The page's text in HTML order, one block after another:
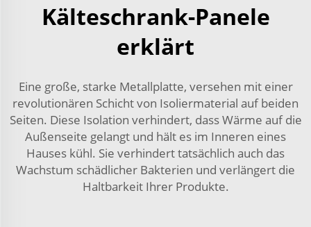
Kälteschrank-Panele
erklärt
Eine große, starke Metallplatte, versehen mit einer
revolutionären Schicht von Isoliermaterial auf beiden
Seiten. Diese Isolation verhindert, dass Wärme auf die
Außenseite gelangt und hält es im Inneren eines
Hauses kühl. Sie verhindert tatsächlich auch das
Wachstum schädlicher Bakterien und verlängert die
Haltbarkeit Ihrer Produkte.